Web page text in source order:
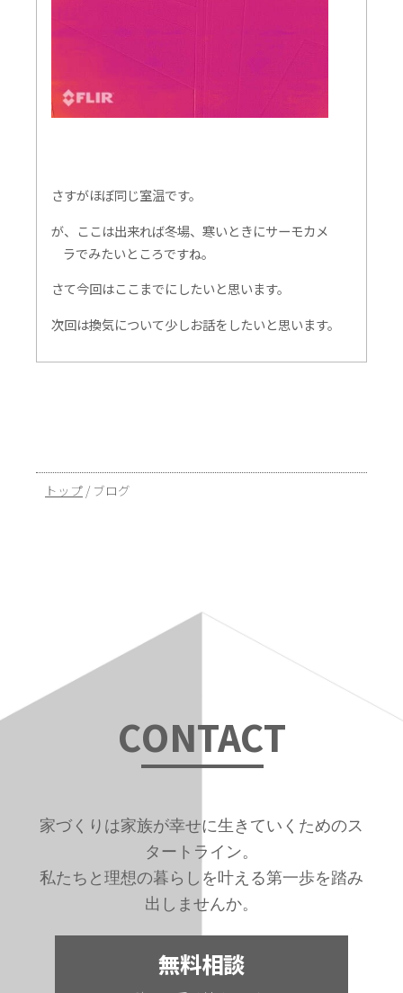
さすがほぼ同じ室温です。
が、ここは出来れば冬場、寒いときにサーモカメ
ラでみたいところですね。
さて今回はここまでにしたいと思います。
次回は換気について少しお話をしたいと思います。
現
トップ / ブログ
CONTACT
家づくりは家族が幸せに生きていくためのス
タートライン。
私たちと理想の暮らしを叶える第一歩を踏み
出しませんか。
無料相談